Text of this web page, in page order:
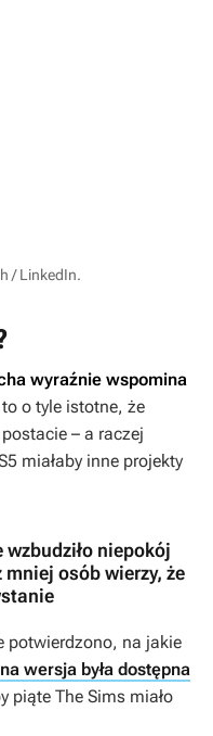
/ LinkedIn.
wyraźnie wspomina
o tyle istotne, że
– a raczej
miałaby inne projekty
niepokój
osób wierzy, że
potwierdzono, na jakie
wersja była dostępna
piąte The Sims miało